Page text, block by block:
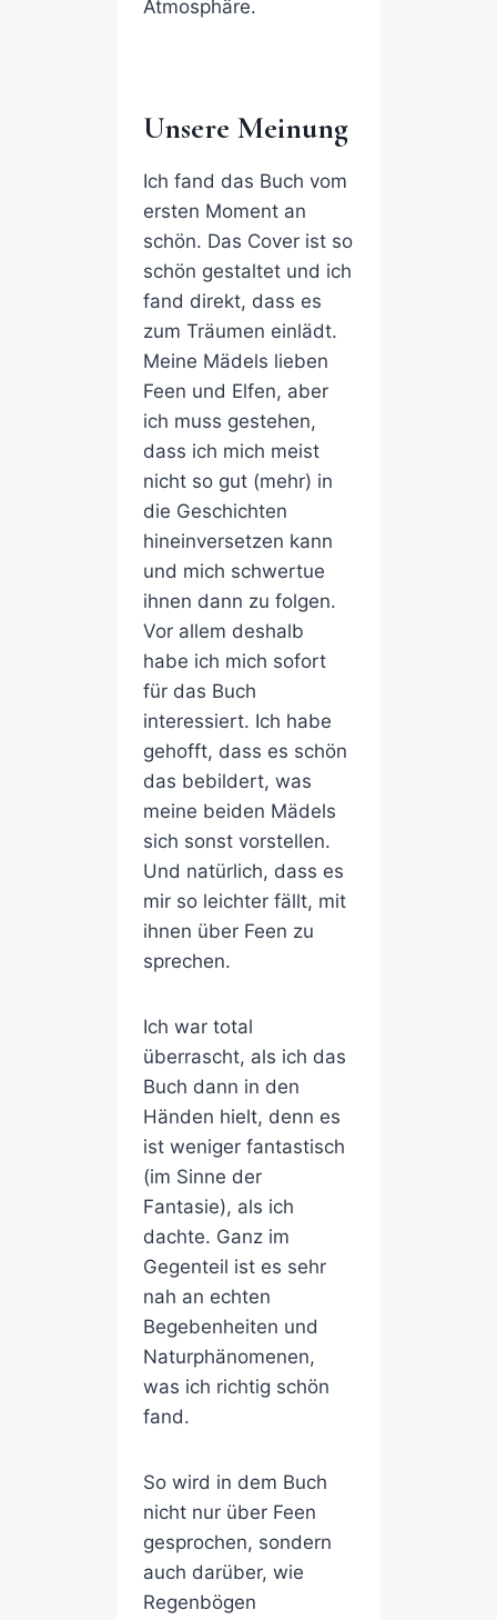
Atmosphäre.
Unsere Meinung
Ich fand das Buch vom
ersten Moment an
schön. Das Cover ist so
schön gestaltet und ich
fand direkt, dass es
zum Träumen einlädt.
Meine Mädels lieben
Feen und Elfen, aber
ich muss gestehen,
dass ich mich meist
nicht so gut (mehr) in
die Geschichten
hineinversetzen kann
und mich schwertue
ihnen dann zu folgen.
Vor allem deshalb
habe ich mich sofort
für das Buch
interessiert. Ich habe
gehofft, dass es schön
das bebildert, was
meine beiden Mädels
sich sonst vorstellen.
Und natürlich, dass es
mir so leichter fällt, mit
ihnen über Feen zu
sprechen.
Ich war total
überrascht, als ich das
Buch dann in den
Händen hielt, denn es
ist weniger fantastisch
(im Sinne der
Fantasie), als ich
dachte. Ganz im
Gegenteil ist es sehr
nah an echten
Begebenheiten und
Naturphänomenen,
was ich richtig schön
fand.
So wird in dem Buch
nicht nur über Feen
gesprochen, sondern
auch darüber, wie
Regenbögen